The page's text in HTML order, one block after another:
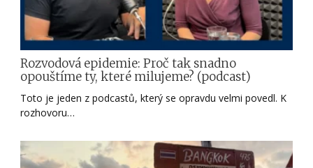
Rozvodová epidemie: Proč tak snadno
opouštíme ty, které milujeme? (podcast)
Toto je jeden z podcastů, který se opravdu velmi povedl. K
rozhovoru…